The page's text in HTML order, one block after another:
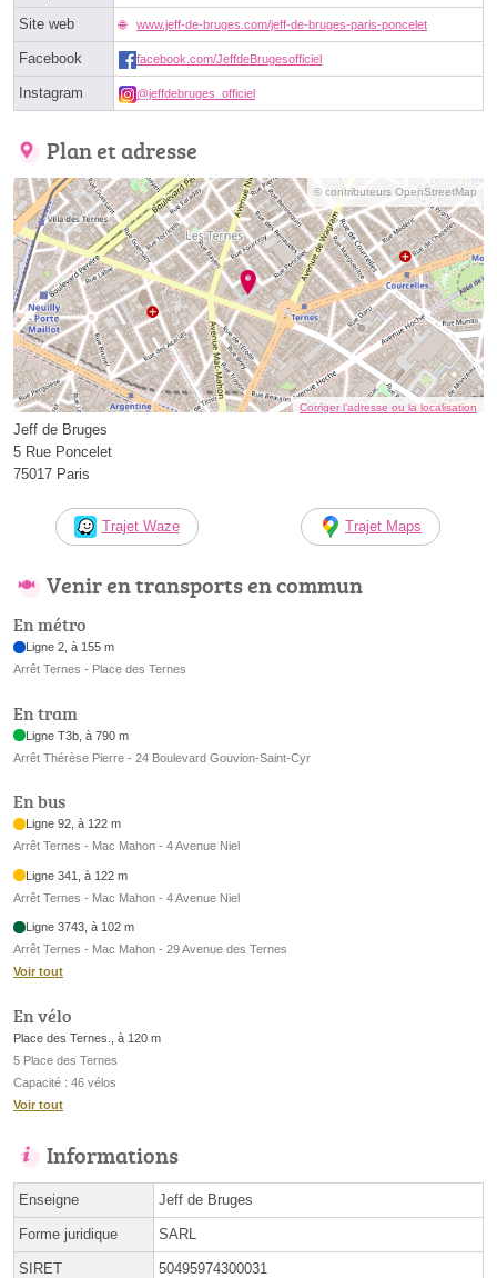
Site web www.jeff-de-bruges.com/jeff-de-bruges-paris-poncelet
Facebook facebook.com/JeffdeBrugesofficiel
Instagram @jeffdebruges_officiel
Plan et adresse
© contributeurs OpenStreetMap
Corriger l’adresse ou la localisation
Jeff de Bruges
5 Rue Poncelet
75017 Paris
Trajet Waze Trajet Maps
Venir en transports en commun
En métro
Ligne 2, à 155 m
Arrêt Ternes - Place des Ternes
En tram
Ligne T3b, à 790 m
Arrêt Thérèse Pierre - 24 Boulevard Gouvion-Saint-Cyr
En bus
Ligne 92, à 122 m
Arrêt Ternes - Mac Mahon - 4 Avenue Niel
Ligne 341, à 122 m
Arrêt Ternes - Mac Mahon - 4 Avenue Niel
Ligne 3743, à 102 m
Arrêt Ternes - Mac Mahon - 29 Avenue des Ternes
Voir tout
En vélo
Place des Ternes., à 120 m
5 Place des Ternes
Capacité : 46 vélos
Voir tout
Informations
Enseigne Jeff de Bruges
Forme juridique SARL
SIRET 50495974300031